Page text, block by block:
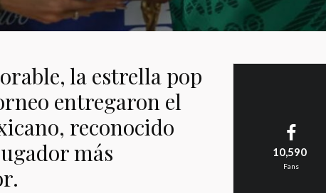
la estrella pop
entregaron el
reconocido
más
10,590
Fans